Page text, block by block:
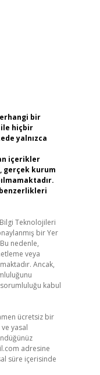
bir
ile hiçbir
yalnızca
içerikler
gerçek kurum
Bilgi Teknolojileri
bir Yer
nedenle,
veya
Ancak,
kabul
ücretsiz bir
yasal
adresine
süre içerisinde